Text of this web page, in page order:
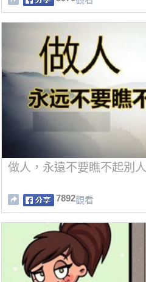
做人，永遠不要瞧不起別人
7892觀看